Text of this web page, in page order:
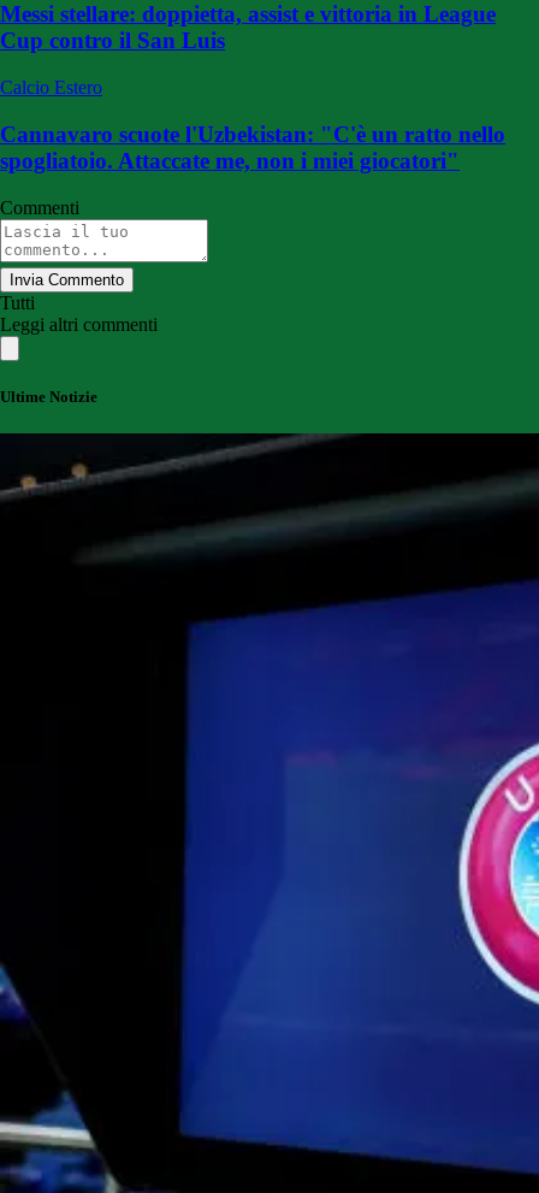
Messi stellare: doppietta, assist e vittoria in League
Cup contro il San Luis
Calcio Estero
Cannavaro scuote l'Uzbekistan: "C'è un ratto nello
spogliatoio. Attaccate me, non i miei giocatori"
Commenti
Invia Commento
Tutti
Leggi altri commenti
Ultime Notizie